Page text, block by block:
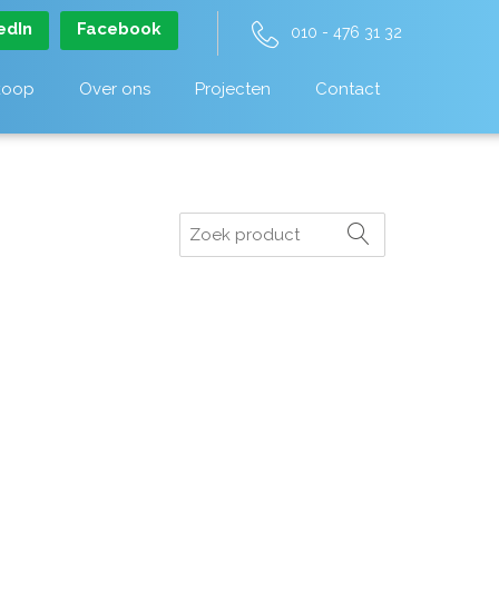
Facebook 010 - 476 31 32
Over ons Projecten Contact
Zoeken